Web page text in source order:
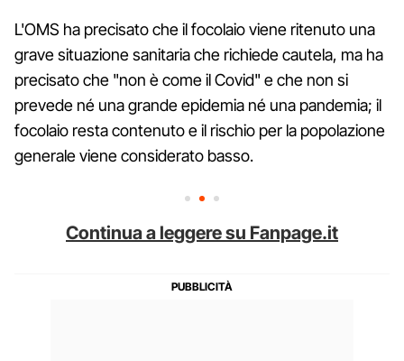
L'OMS ha precisato che il focolaio viene ritenuto una
grave situazione sanitaria che richiede cautela, ma ha
precisato che "non è come il Covid" e che non si
prevede né una grande epidemia né una pandemia; il
focolaio resta contenuto e il rischio per la popolazione
generale viene considerato basso.
Continua a leggere su Fanpage.it